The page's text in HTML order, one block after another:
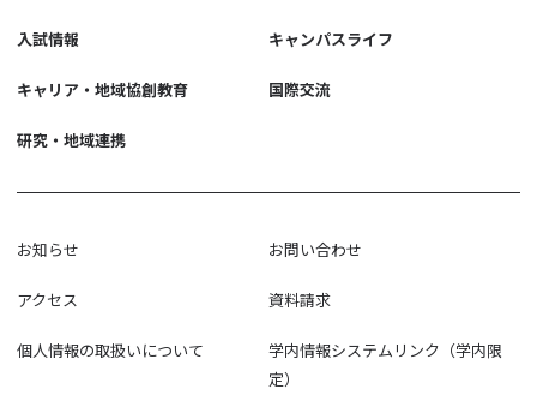
入試情報 キャンパスライフ
キャリア・地域協創教育 国際交流
研究・地域連携
お知らせ お問い合わせ
アクセス 資料請求
個人情報の取扱いについて
学内情報システムリンク（学内限
定）